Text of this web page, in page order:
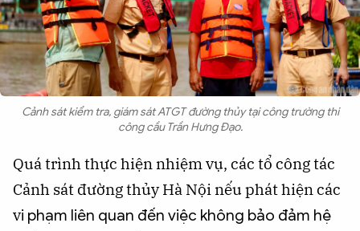
Cảnh sát kiểm tra, giám sát ATGT đường thủy tại công trường thi
công cầu Trần Hưng Đạo.
Quá trình thực hiện nhiệm vụ, các tổ công tác
Cảnh sát đường thủy Hà Nội nếu phát hiện các
vi phạm liên quan đến việc không bảo đảm hệ